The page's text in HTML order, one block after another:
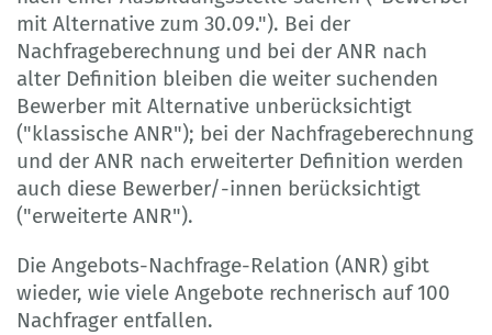
mit Alternative zum 30.09."). Bei der
Nachfrageberechnung und bei der ANR nach
alter Definition bleiben die weiter suchenden
Bewerber mit Alternative unberücksichtigt
("klassische ANR"); bei der Nachfrageberechnung
und der ANR nach erweiterter Definition werden
auch diese Bewerber/-innen berücksichtigt
("erweiterte ANR").
Die Angebots-Nachfrage-Relation (ANR) gibt
wieder, wie viele Angebote rechnerisch auf 100
Nachfrager entfallen.